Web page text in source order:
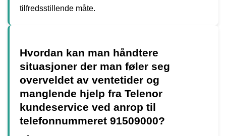
tilfredsstillende måte.
Hvordan kan man håndtere
situasjoner der man føler seg
overveldet av ventetider og
manglende hjelp fra Telenor
kundeservice ved anrop til
telefonnummeret 91509000?